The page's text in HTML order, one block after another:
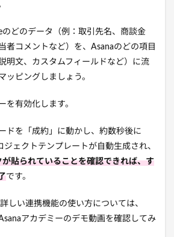
のどのデータ（例：取引先名、商談金
者コメントなど）を、Asanaのどの項目
明文、カスタムフィールドなど）に流
ッピングしましょう。
を有効化します。
ドを「成約」に動かし、約数秒後に
ジェクトテンプレートが自動生成され、
が貼られていることを確認できれば、す
です。
しい連携機能の使い方については、
アカデミーのデモ動画を確認してみ